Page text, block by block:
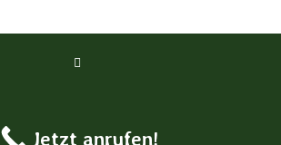
Copyright Neuwirt Surheim
Jetzt anrufen!